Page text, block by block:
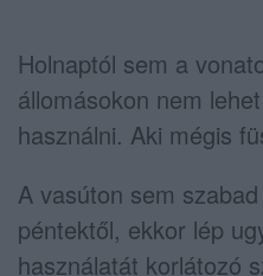
Holnaptól sem a
állomásokon nem
használni. Aki mégis
A vasúton sem
péntektől, ekkor lép
használatát korlátozó